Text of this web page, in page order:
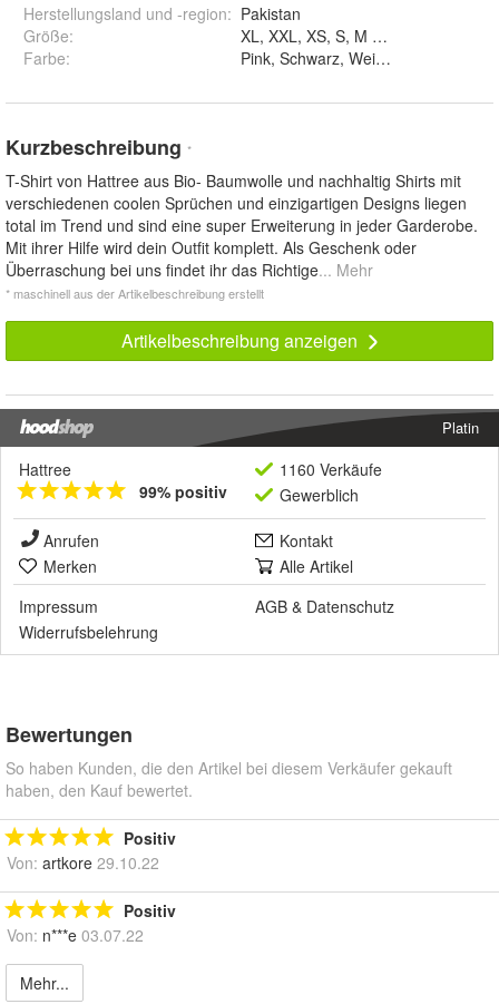
Herstellungsland und -region: Pakistan
Größe:
Farbe:
Kurzbeschreibung *
T-Shirt von Hattree aus Bio- Baumwolle und nachhaltig Shirts mit
verschiedenen coolen Sprüchen und einzigartigen Designs liegen
total im Trend und sind eine super Erweiterung in jeder Garderobe.
Mit ihrer Hilfe wird dein Outfit komplett. Als Geschenk oder
Überraschung bei uns findet ihr das Richtige... Mehr
* maschinell aus der Artikelbeschreibung erstellt
Artikelbeschreibung anzeigen
Platin
Hattree
99% positiv
1160 Verkäufe
Gewerblich
Anrufen
Kontakt
Merken
Alle Artikel
Impressum
AGB & Datenschutz
Widerrufsbelehrung
Bewertungen
So haben Kunden, die den Artikel bei diesem Verkäufer gekauft
haben, den Kauf bewertet.
Positiv
Von: artkore 29.10.22
Positiv
Von: n***e 03.07.22
Mehr...